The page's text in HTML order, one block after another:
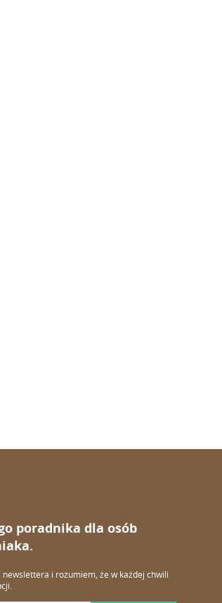
poradnika dla osób
i rozumiem, że w każdej chwili